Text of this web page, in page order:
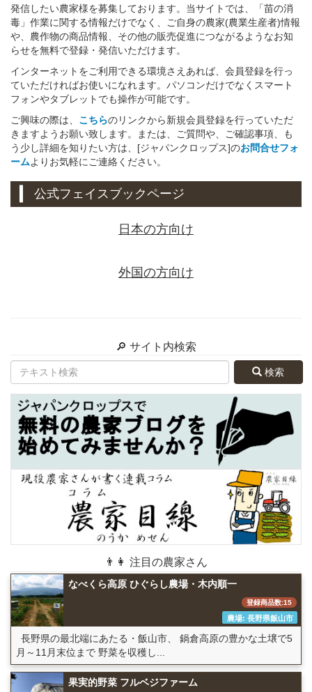
発信したい農家様を募集しております。当サイトでは、「苗の消
毒」作業に関する情報だけでなく、ご自身の農家(農業生産者)情報
や、農作物の商品情報、その他の販売促進につながるようなお知
らせを無料で登録・発信いただけます。
インターネットをご利用できる環境さえあれば、会員登録を行っ
ていただければお使いになれます。パソコンだけでなくスマート
フォンやタブレットでも操作が可能です。
ご興味の際は、 こちらのリンクから新規会員登録を行っていただ
きますようお願い致します。または、ご質問や、ご確認事項、も
う少し詳細を知りたい方は、[ジャパンクロップス]のお問合せフォ
ームよりお気軽にご連絡ください。
公式フェイスブックページ
日本の方向け
外国の方向け
🔎 サイト内検索
検索
👨👩 注目の農家さん
なべくら高原 ひぐらし農場・木内順一
登録商品数:15
農場: 長野県飯山市
長野県の最北端にあたる・飯山市、 鍋倉高原の豊かな土壌で5
月～11月末位まで 野菜を収穫し...
果実的野菜 フルベジファーム